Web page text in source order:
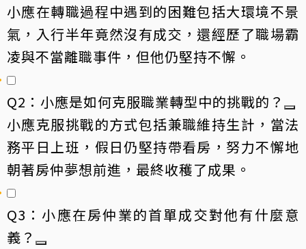
小應在轉職過程中遇到的困難包括大環境不景
氣，入行半年竟然沒有成交，還經歷了職場霸
凌與不當離職事件，但他仍堅持不懈。
Q2：小應是如何克服職業轉型中的挑戰的？
小應克服挑戰的方式包括兼職維持生計，當法
務平日上班，假日仍堅持帶看房，努力不懈地
朝著房仲夢想前進，最終收穫了成果。
Q3：小應在房仲業的首單成交對他有什麼意
義？